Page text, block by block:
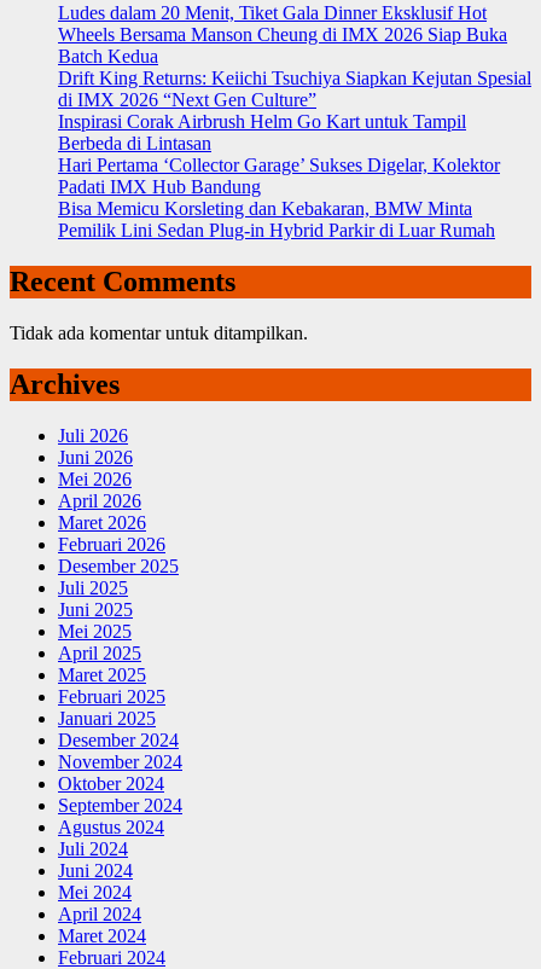
Ludes dalam 20 Menit, Tiket Gala Dinner Eksklusif Hot
Wheels Bersama Manson Cheung di IMX 2026 Siap Buka
Batch Kedua
Drift King Returns: Keiichi Tsuchiya Siapkan Kejutan Spesial
di IMX 2026 “Next Gen Culture”
Inspirasi Corak Airbrush Helm Go Kart untuk Tampil
Berbeda di Lintasan
Hari Pertama ‘Collector Garage’ Sukses Digelar, Kolektor
Padati IMX Hub Bandung
Bisa Memicu Korsleting dan Kebakaran, BMW Minta
Pemilik Lini Sedan Plug-in Hybrid Parkir di Luar Rumah
Recent Comments
Tidak ada komentar untuk ditampilkan.
Archives
Juli 2026
Juni 2026
Mei 2026
April 2026
Maret 2026
Februari 2026
Desember 2025
Juli 2025
Juni 2025
Mei 2025
April 2025
Maret 2025
Februari 2025
Januari 2025
Desember 2024
November 2024
Oktober 2024
September 2024
Agustus 2024
Juli 2024
Juni 2024
Mei 2024
April 2024
Maret 2024
Februari 2024